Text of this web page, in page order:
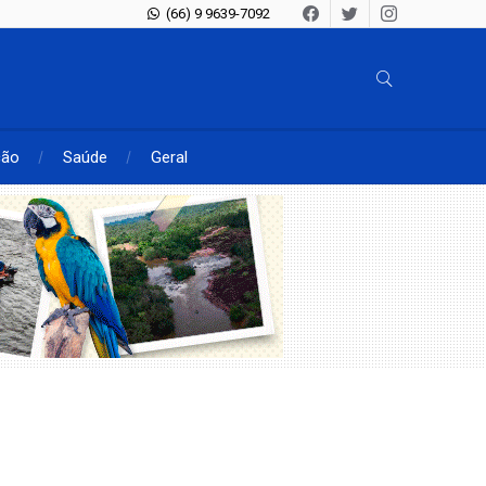
(66) 9 9639-7092
Saúde Geral